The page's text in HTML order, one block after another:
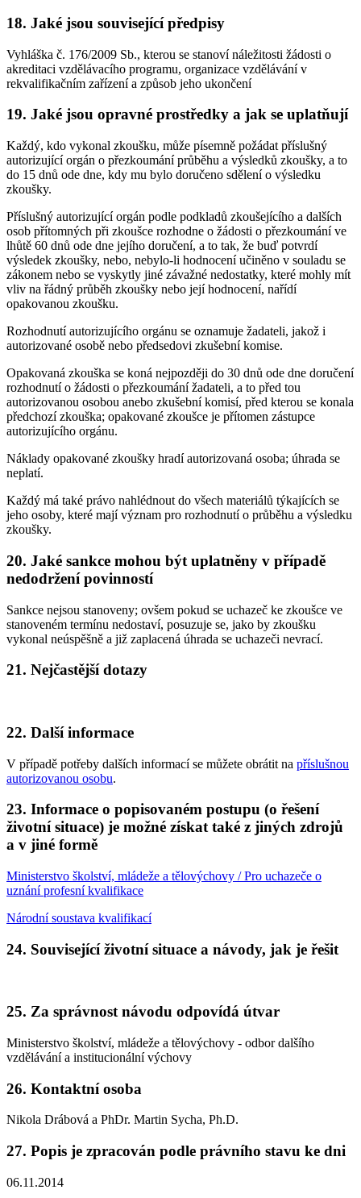
18. Jaké jsou související předpisy
Vyhláška č. 176/2009 Sb., kterou se stanoví náležitosti žádosti o
akreditaci vzdělávacího programu, organizace vzdělávání v
rekvalifikačním zařízení a způsob jeho ukončení
19. Jaké jsou opravné prostředky a jak se uplatňují
Každý, kdo vykonal zkoušku, může písemně požádat příslušný
autorizující orgán o přezkoumání průběhu a výsledků zkoušky, a to
do 15 dnů ode dne, kdy mu bylo doručeno sdělení o výsledku
zkoušky.
Příslušný autorizující orgán podle podkladů zkoušejícího a dalších
osob přítomných při zkoušce rozhodne o žádosti o přezkoumání ve
lhůtě 60 dnů ode dne jejího doručení, a to tak, že buď potvrdí
výsledek zkoušky, nebo, nebylo-li hodnocení učiněno v souladu se
zákonem nebo se vyskytly jiné závažné nedostatky, které mohly mít
vliv na řádný průběh zkoušky nebo její hodnocení, nařídí
opakovanou zkoušku.
Rozhodnutí autorizujícího orgánu se oznamuje žadateli, jakož i
autorizované osobě nebo předsedovi zkušební komise.
Opakovaná zkouška se koná nejpozději do 30 dnů ode dne doručení
rozhodnutí o žádosti o přezkoumání žadateli, a to před tou
autorizovanou osobou anebo zkušební komisí, před kterou se konala
předchozí zkouška; opakované zkoušce je přítomen zástupce
autorizujícího orgánu.
Náklady opakované zkoušky hradí autorizovaná osoba; úhrada se
neplatí.
Každý má také právo nahlédnout do všech materiálů týkajících se
jeho osoby, které mají význam pro rozhodnutí o průběhu a výsledku
zkoušky.
20. Jaké sankce mohou být uplatněny v případě
nedodržení povinností
Sankce nejsou stanoveny; ovšem pokud se uchazeč ke zkoušce ve
stanoveném termínu nedostaví, posuzuje se, jako by zkoušku
vykonal neúspěšně a již zaplacená úhrada se uchazeči nevrací.
21. Nejčastější dotazy
22. Další informace
V případě potřeby dalších informací se můžete obrátit na příslušnou
autorizovanou osobu.
23. Informace o popisovaném postupu (o řešení
životní situace) je možné získat také z jiných zdrojů
a v jiné formě
Ministerstvo školství, mládeže a tělovýchovy / Pro uchazeče o
uznání profesní kvalifikace
Národní soustava kvalifikací
24. Související životní situace a návody, jak je řešit
25. Za správnost návodu odpovídá útvar
Ministerstvo školství, mládeže a tělovýchovy - odbor dalšího
vzdělávání a institucionální výchovy
26. Kontaktní osoba
Nikola Drábová a PhDr. Martin Sycha, Ph.D.
27. Popis je zpracován podle právního stavu ke dni
06.11.2014